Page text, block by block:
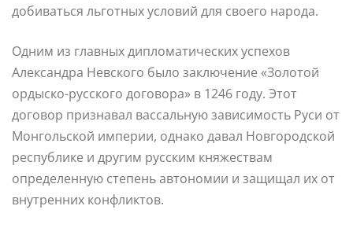
добиваться льготных условий для своего народа.
Одним из главных дипломатических успехов
Александра Невского было заключение «Золотой
ордыско-русского договора» в 1246 году. Этот
договор признавал вассальную зависимость Руси от
Монгольской империи, однако давал Новгородской
республике и другим русским княжествам
определенную степень автономии и защищал их от
внутренних конфликтов.